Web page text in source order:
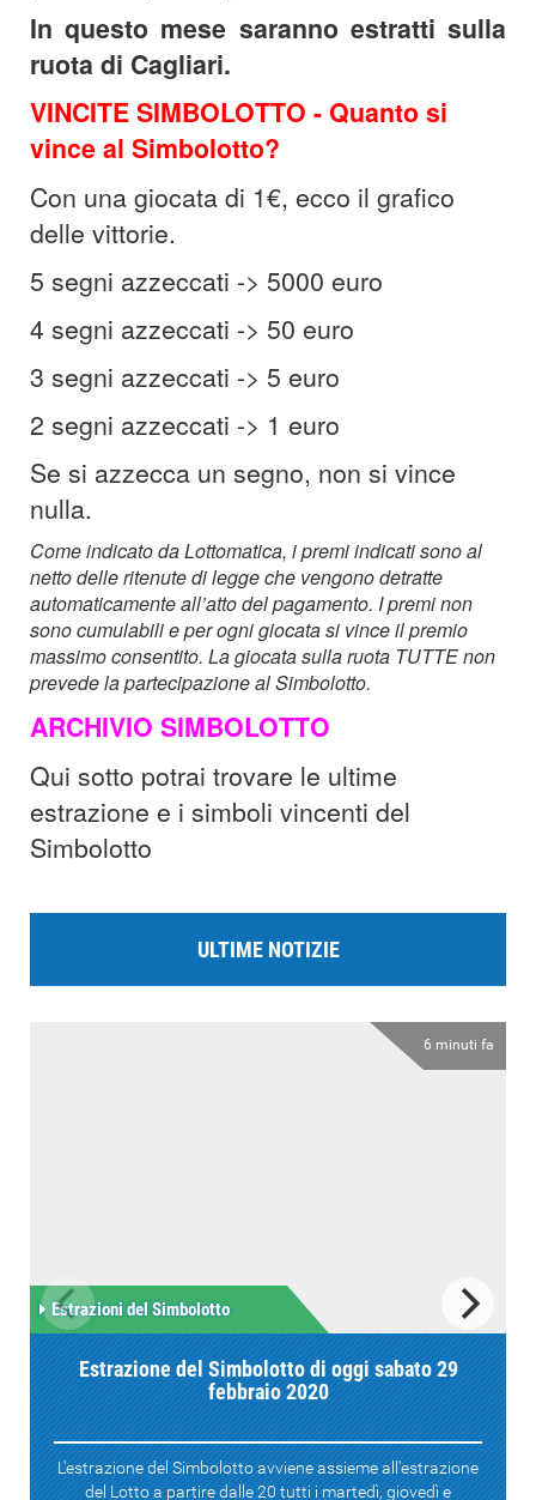
In questo mese saranno estratti sulla
ruota di Cagliari.
VINCITE SIMBOLOTTO - Quanto si
vince al Simbolotto?
Con una giocata di 1€, ecco il grafico
delle vittorie.
5 segni azzeccati -> 5000 euro
4 segni azzeccati -> 50 euro
3 segni azzeccati -> 5 euro
2 segni azzeccati -> 1 euro
Se si azzecca un segno, non si vince
nulla.
Come indicato da Lottomatica, i premi indicati sono al
netto delle ritenute di legge che vengono detratte
automaticamente all’atto del pagamento. I premi non
sono cumulabili e per ogni giocata si vince il premio
massimo consentito. La giocata sulla ruota TUTTE non
prevede la partecipazione al Simbolotto.
ARCHIVIO SIMBOLOTTO
Qui sotto potrai trovare le ultime
estrazione e i simboli vincenti del
Simbolotto
ULTIME NOTIZIE
6 minuti fa
Estrazioni del Simbolotto
Estrazione del Simbolotto di oggi sabato 29
febbraio 2020
L'estrazione del Simbolotto avviene assieme all'estrazione
del Lotto a partire dalle 20 tutti i martedì, giovedì e